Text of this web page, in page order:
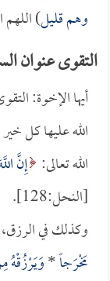
وهم قليل) اللهم
التقوى عنوان
أيها الإخوة:
الله عليها كل
الله تعالى: إِنَّ
[النحل:128].
وكذلك في الرزق،
مَخْرَجاً*